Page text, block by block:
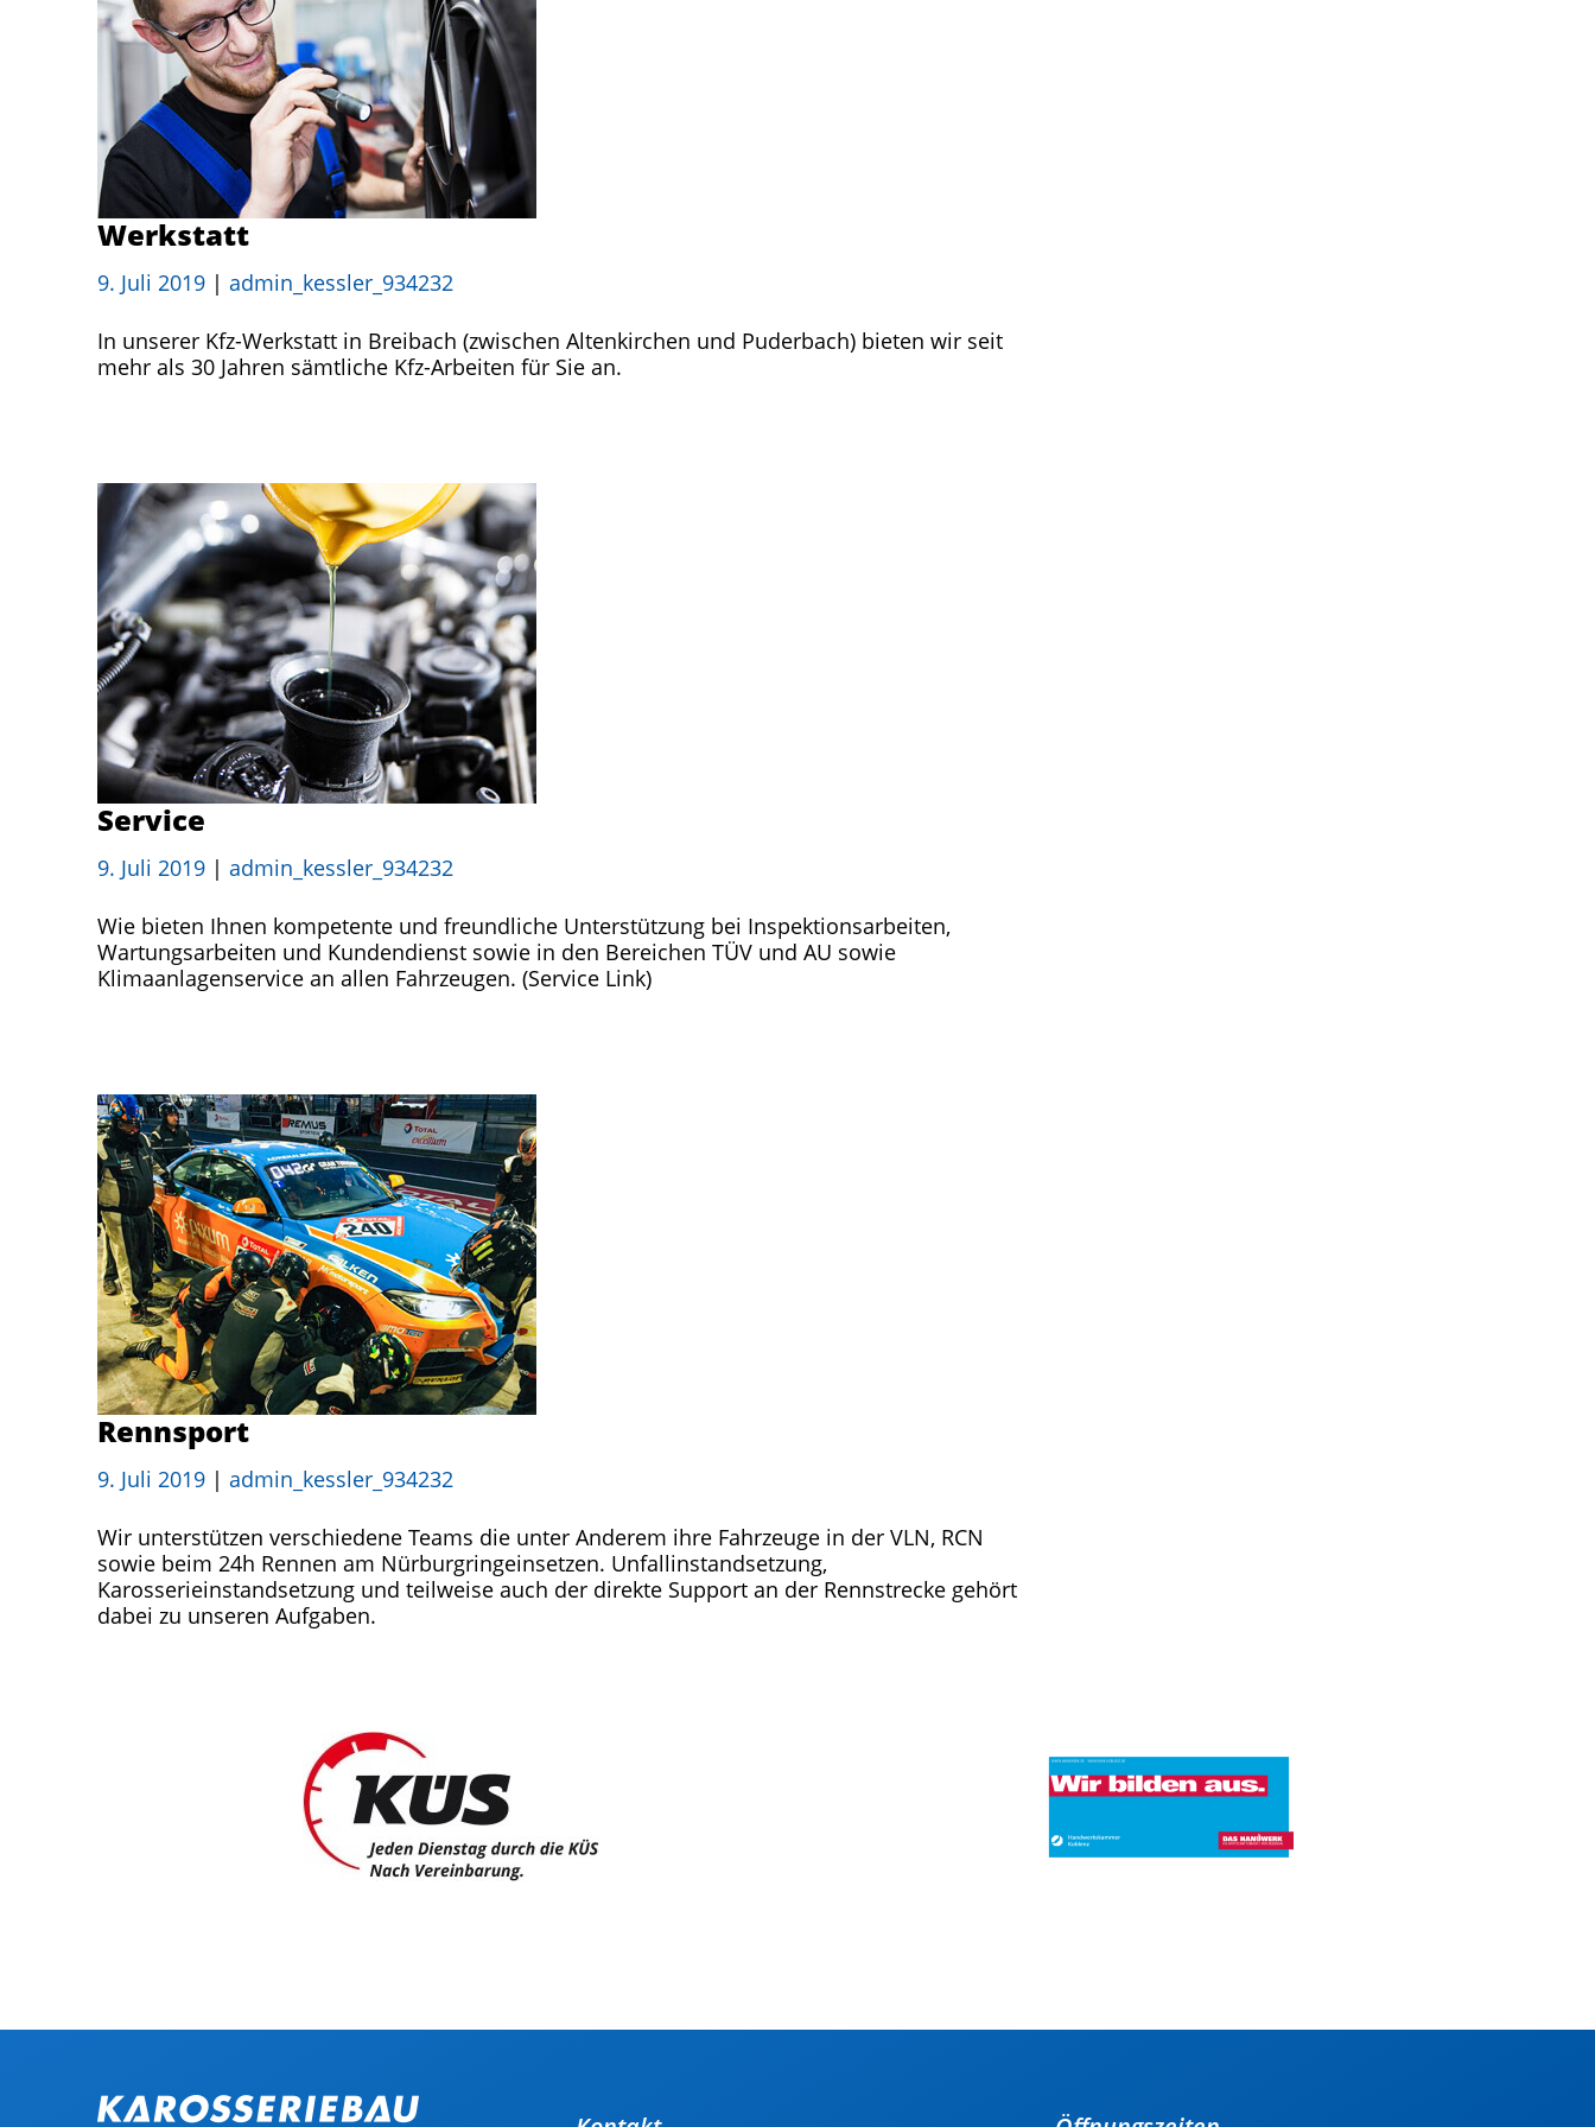
Werkstatt
9. Juli 2019 | admin_kessler_934232
In unserer Kfz-Werkstatt in Breibach (zwischen Altenkirchen und Puderbach) bieten wir seit
mehr als 30 Jahren sämtliche Kfz-Arbeiten für Sie an.
Service
9. Juli 2019 | admin_kessler_934232
Wie bieten Ihnen kompetente und freundliche Unterstützung bei Inspektionsarbeiten,
Wartungsarbeiten und Kundendienst sowie in den Bereichen TÜV und AU sowie
Klimaanlagenservice an allen Fahrzeugen. (Service Link)
Rennsport
9. Juli 2019 | admin_kessler_934232
Wir unterstützen verschiedene Teams die unter Anderem ihre Fahrzeuge in der VLN, RCN
sowie beim 24h Rennen am Nürbur­gringeinsetzen. Unfallinstandsetzung,
Karosserieinstandsetzung und teilweise auch der direkte Support an der Renn­strecke gehört
dabei zu unseren Aufgaben.